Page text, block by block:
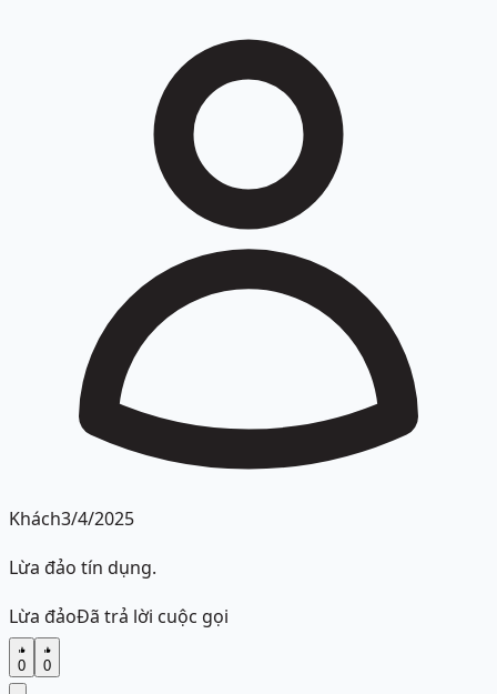
Khách3/4/2025
Lừa đảo tín dụng.
Lừa đảoĐã trả lời cuộc gọi
0 0